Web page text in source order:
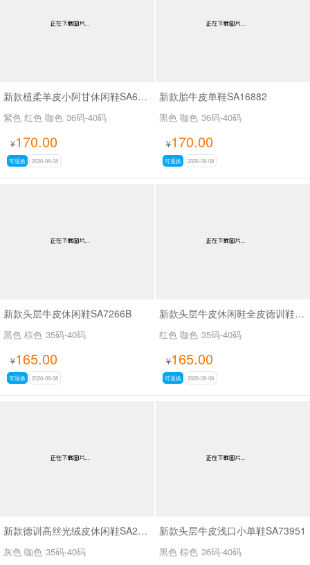
新款植柔羊皮小阿甘休闲鞋SA6262B
紫色 红色 咖色 36码-40码
¥170.00
可退换 2026-08-08
新款胎牛皮单鞋SA16882
黑色 咖色 36码-40码
¥170.00
可退换 2026-08-08
新款头层牛皮休闲鞋SA7266B
黑色 棕色 35码-40码
¥165.00
可退换 2026-08-08
新款头层牛皮休闲鞋全皮德训鞋SA111
红色 咖色 35码-40码
¥165.00
可退换 2026-08-08
新款德训高丝光绒皮休闲鞋SA2H008
灰色 咖色 35码-40码
新款头层牛皮浅口小单鞋SA73951
黑色 棕色 36码-40码